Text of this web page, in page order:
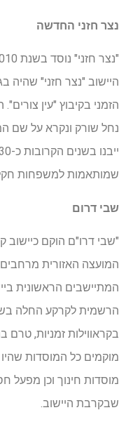
נצר חזני החדשה
היישוב "נצר חזני"
הזמני בקיבוץ "עין
נחל שורק ונקרא על שם
שמותאמות למשפחות
שבי דרום
"שבי דרו"ם הוקם
המועצה האזורית
בקראווילות זמניות, טרם
מוקמים כל המוסדות
מוסדות חינוך וכן
שבקרבת היישוב.